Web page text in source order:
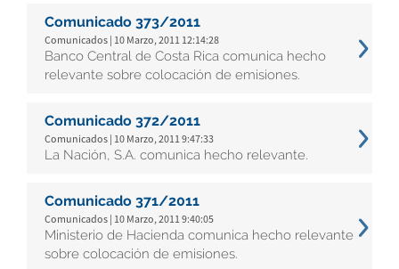
Comunicado 373/2011
Comunicados | 10 Marzo, 2011 12:14:28
Banco Central de Costa Rica comunica hecho
relevante sobre colocación de emisiones.
Comunicado 372/2011
Comunicados | 10 Marzo, 2011 9:47:33
La Nación, S.A. comunica hecho relevante.
Comunicado 371/2011
Comunicados | 10 Marzo, 2011 9:40:05
Ministerio de Hacienda comunica hecho relevante
sobre colocación de emisiones.